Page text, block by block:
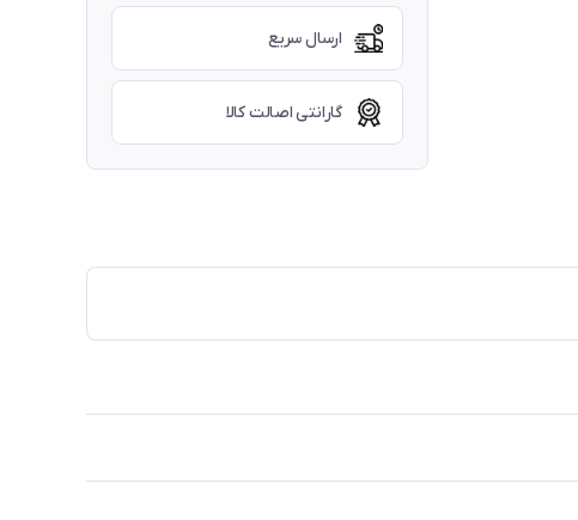
ارسال سریع
گارانتی اصالت کالا